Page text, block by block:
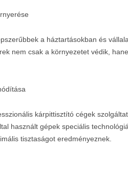
a háztartásokban és
nem csak a környezetet védik,
kárpittisztító cégek
használt gépek speciális
tisztaságot eredményeznek.